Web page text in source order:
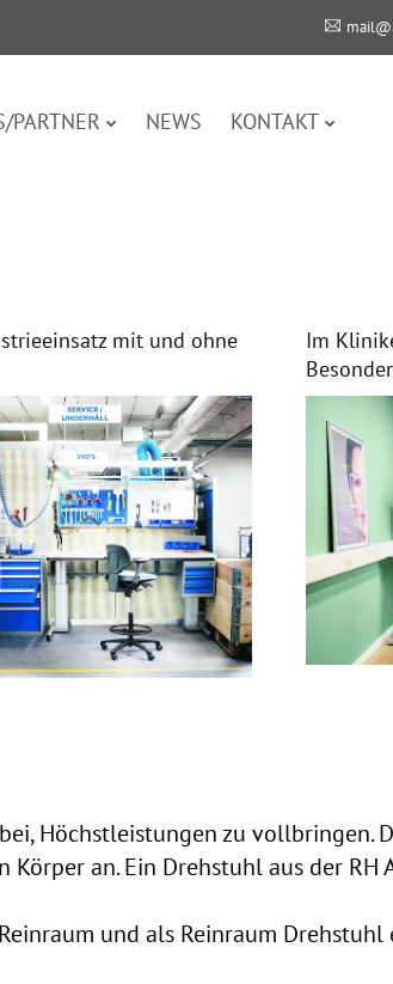
PARTNER NEWS KONTAKT
mit und ohne
Im
Höchstleistungen zu vollbringen.
an. Ein Drehstuhl aus der RH
und als Reinraum